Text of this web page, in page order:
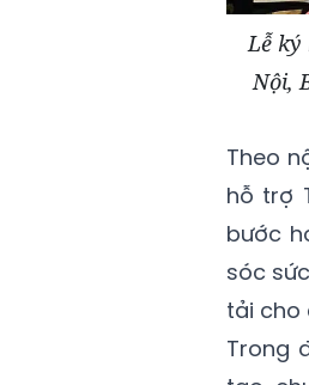
Lễ
Nội,
Theo
hỗ trợ
bước
sóc
tải cho
Trong